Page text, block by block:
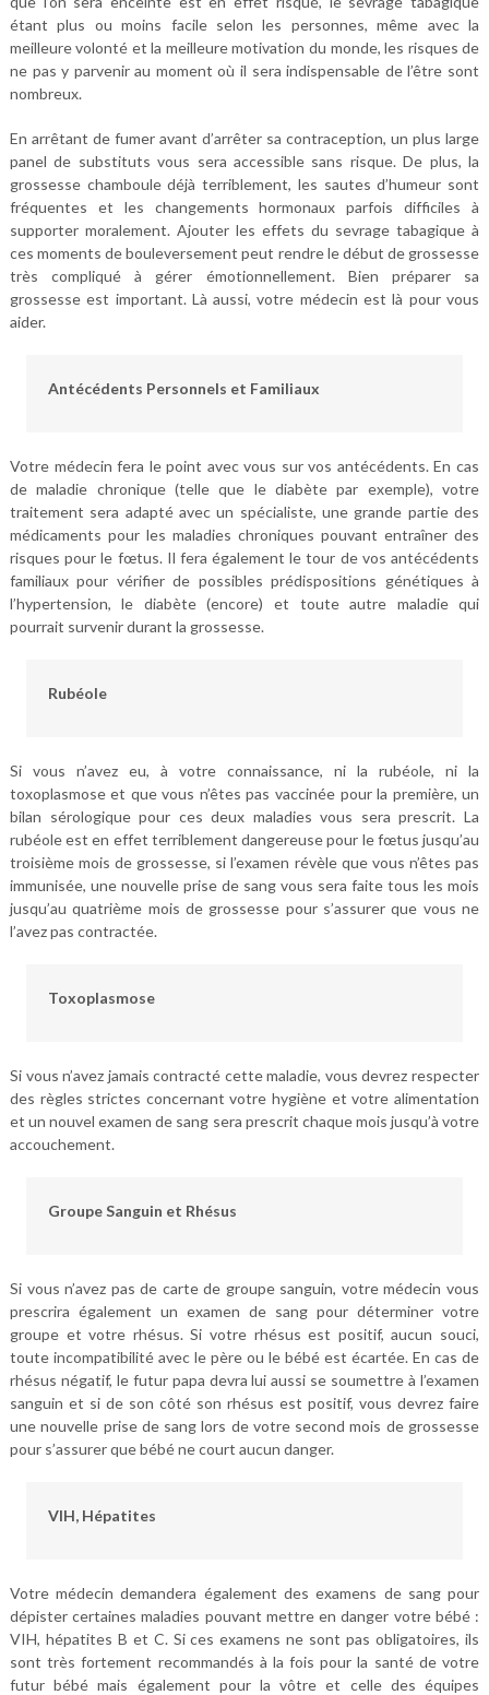
étant plus ou moins facile selon les personnes, même avec la
meilleure volonté et la meilleure motivation du monde, les risques de
ne pas y parvenir au moment où il sera indispensable de l’être sont
nombreux.
En arrêtant de fumer avant d’arrêter sa contraception, un plus large
panel de substituts vous sera accessible sans risque. De plus, la
grossesse chamboule déjà terriblement, les sautes d’humeur sont
fréquentes et les changements hormonaux parfois difficiles à
supporter moralement. Ajouter les effets du sevrage tabagique à
ces moments de bouleversement peut rendre le début de grossesse
très compliqué à gérer émotionnellement. Bien préparer sa
grossesse est important. Là aussi, votre médecin est là pour vous
aider.
Antécédents Personnels et Familiaux
Votre médecin fera le point avec vous sur vos antécédents. En cas
de maladie chronique (telle que le diabète par exemple), votre
traitement sera adapté avec un spécialiste, une grande partie des
médicaments pour les maladies chroniques pouvant entraîner des
risques pour le fœtus. Il fera également le tour de vos antécédents
familiaux pour vérifier de possibles prédispositions génétiques à
l’hypertension, le diabète (encore) et toute autre maladie qui
pourrait survenir durant la grossesse.
Rubéole
Si vous n’avez eu, à votre connaissance, ni la rubéole, ni la
toxoplasmose et que vous n’êtes pas vaccinée pour la première, un
bilan sérologique pour ces deux maladies vous sera prescrit. La
rubéole est en effet terriblement dangereuse pour le fœtus jusqu’au
troisième mois de grossesse, si l’examen révèle que vous n’êtes pas
immunisée, une nouvelle prise de sang vous sera faite tous les mois
jusqu’au quatrième mois de grossesse pour s’assurer que vous ne
l’avez pas contractée.
Toxoplasmose
Si vous n’avez jamais contracté cette maladie, vous devrez respecter
des règles strictes concernant votre hygiène et votre alimentation
et un nouvel examen de sang sera prescrit chaque mois jusqu’à votre
accouchement.
Groupe Sanguin et Rhésus
Si vous n’avez pas de carte de groupe sanguin, votre médecin vous
prescrira également un examen de sang pour déterminer votre
groupe et votre rhésus. Si votre rhésus est positif, aucun souci,
toute incompatibilité avec le père ou le bébé est écartée. En cas de
rhésus négatif, le futur papa devra lui aussi se soumettre à l’examen
sanguin et si de son côté son rhésus est positif, vous devrez faire
une nouvelle prise de sang lors de votre second mois de grossesse
pour s’assurer que bébé ne court aucun danger.
VIH, Hépatites
Votre médecin demandera également des examens de sang pour
dépister certaines maladies pouvant mettre en danger votre bébé :
VIH, hépatites B et C. Si ces examens ne sont pas obligatoires, ils
sont très fortement recommandés à la fois pour la santé de votre
futur bébé mais également pour la vôtre et celle des équipes